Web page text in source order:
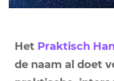
Het Praktisch
de naam al doet